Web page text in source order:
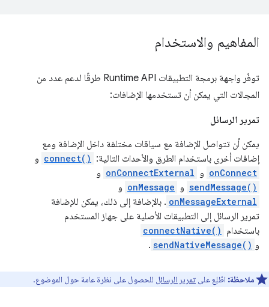
المفاهيم والاستخدام
توفّر واجهة برمجة التطبيقات Runtime API طرقًا لدعم عدد من
المجالات التي يمكن أن تستخدمها الإضافات:
تمرير الرسائل
يمكن أن تتواصل الإضافة مع سياقات مختلفة داخل الإضافة ومع
إضافات أخرى باستخدام الطرق والأحداث التالية: connect() و
onConnect و onConnectExternal و
sendMessage() و onMessage و
onMessageExternal . بالإضافة إلى ذلك، يمكن للإضافة
تمرير الرسائل إلى التطبيقات الأصلية على جهاز المستخدم
باستخدام connectNative()
و sendNativeMessage()
.
ملاحظة: اطّلِع على تمرير الرسائل للحصول على نظرة عامة حول الموضوع.